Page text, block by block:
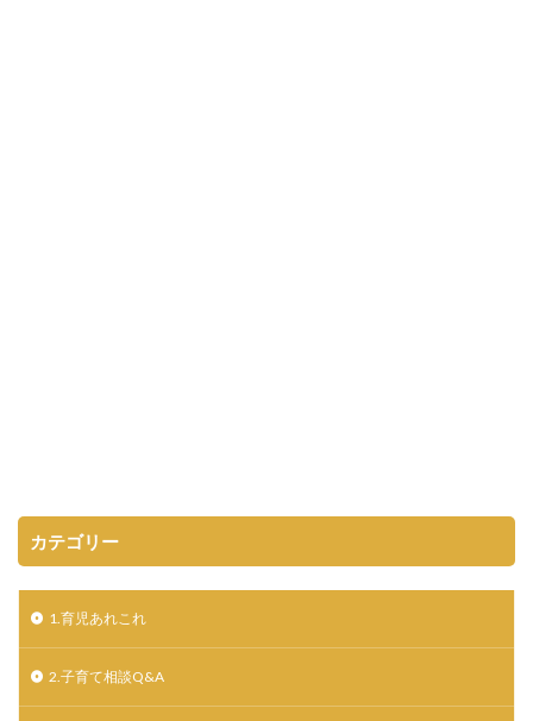
カテゴリー
1.育児あれこれ
2.子育て相談Q&A